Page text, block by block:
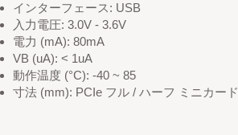
インターフェース: USB
入力電圧: 3.0V - 3.6V
電力 (mA): 80mA
VB (uA): < 1uA
動作温度 (°C): -40 ~ 85
寸法 (mm): PCIe フル / ハーフ ミニカード